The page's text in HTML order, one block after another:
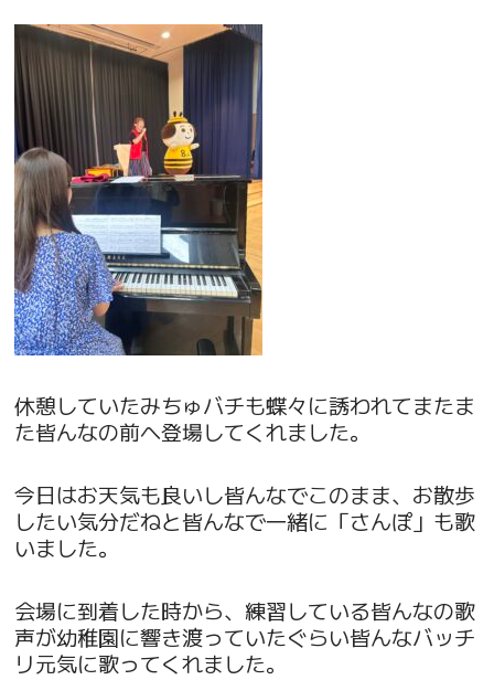
休憩していたみちゅバチも蝶々に誘われてまたま
た皆んなの前へ登場してくれました。
今日はお天気も良いし皆んなでこのまま、お散歩
したい気分だねと皆んなで一緒に「さんぽ」も歌
いました。
会場に到着した時から、練習している皆んなの歌
声が幼稚園に響き渡っていたぐらい皆んなバッチ
リ元気に歌ってくれました。